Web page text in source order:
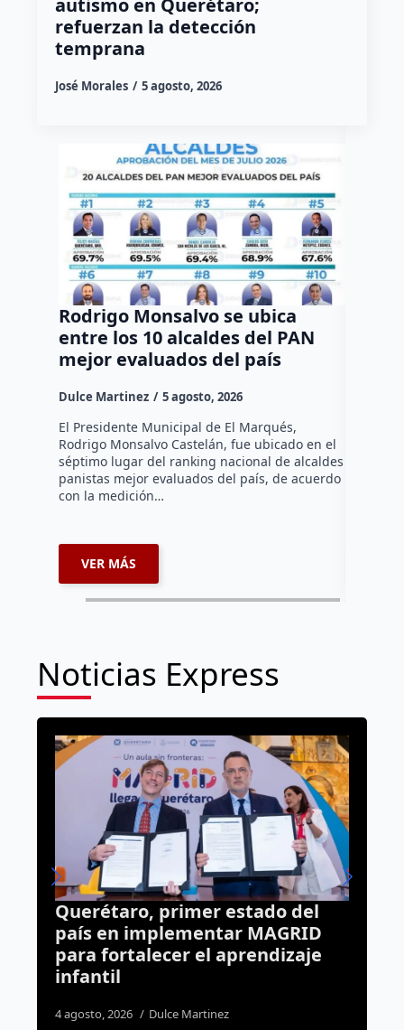
autismo en Querétaro;
refuerzan la detección
temprana
José Morales 5 agosto, 2026
Rodrigo Monsalvo se ubica
entre los 10 alcaldes del PAN
mejor evaluados del país
Dulce Martinez 5 agosto, 2026
El Presidente Municipal de El Marqués,
Rodrigo Monsalvo Castelán, fue ubicado en el
séptimo lugar del ranking nacional de alcaldes
panistas mejor evaluados del país, de acuerdo
con la medición…
VER MÁS
Noticias Express
Querétaro, primer estado del
país en implementar MAGRID
para fortalecer el aprendizaje
infantil
4 agosto, 2026 Dulce Martinez